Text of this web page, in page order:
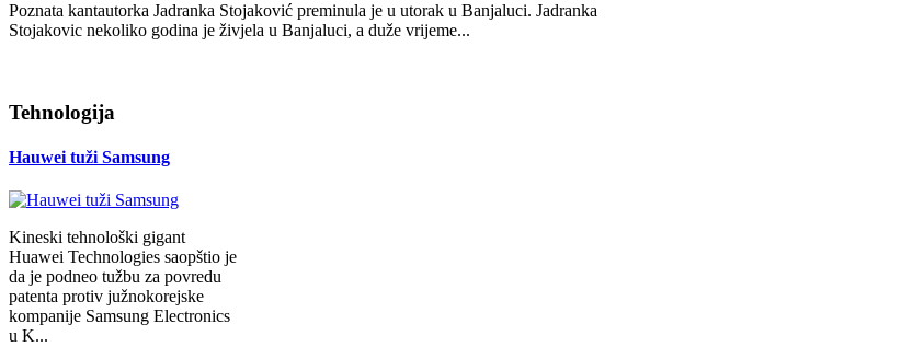
Poznata kantautorka Jadranka Stojaković preminula je u utorak u Banjaluci. Jadranka
Stojakovic nekoliko godina je živjela u Banjaluci, a duže vrijeme...
Tehnologija
Hauwei tuži Samsung
Kineski tehnološki gigant
Huawei Technologies saopštio je
da je podneo tužbu za povredu
patenta protiv južnokorejske
kompanije Samsung Electronics
u K...